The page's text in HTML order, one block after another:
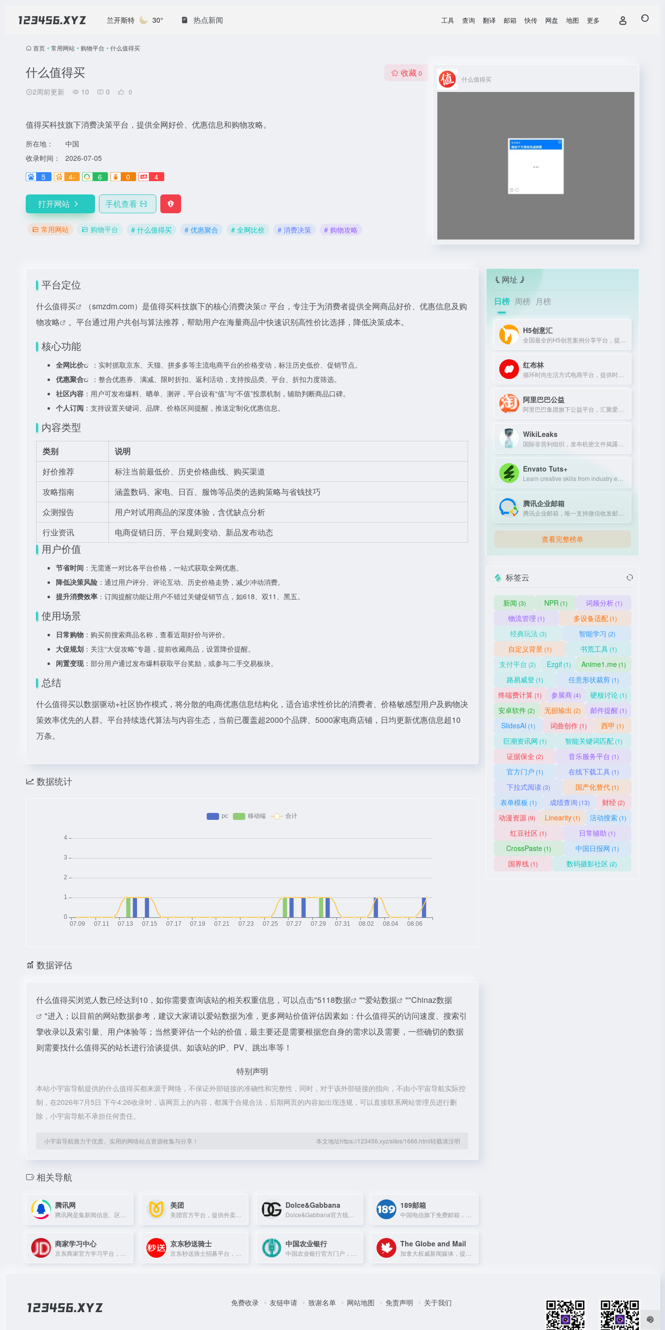
兰开斯特 30° 热点新闻 工具 查询 翻译 邮箱 快传 网盘 地图 更多
首页 • 常用网站 • 购物平台 • 什么值得买
什么值得买
2周前更新 10 0 0
收藏 0
值得买科技旗下消费决策平台，提供全网好价、优惠信息和购物攻略。
所在地：
中国
收录时间：
2026-07-05
5
4- 6 0 4
打开网站 手机查看
常用网站 购物平台 # 什么值得买 # 优惠聚合 # 全网比价 # 消费决策 # 购物攻略
什么值得买
平台定位
什么值得买 （smzdm.com）是值得买科技旗下的核心消费决策 平台，专注于为消费者提供全网商品好价、优惠信息及购
物攻略
。平台通过用户共创与算法推荐，帮助用户在海量商品中快速识别高性价比选择，降低决策成本。
核心功能
全网比价
：实时抓取京东、天猫、拼多多等主流电商平台的价格变动，标注历史低价、促销节点。
优惠聚合
：整合优惠券、满减、限时折扣、返利活动，支持按品类、平台、折扣力度筛选。
社区内容 ：用户可发布爆料、晒单、测评，平台设有“值”与“不值”投票机制，辅助判断商品口碑。
个人订阅 ：支持设置关键词、品牌、价格区间提醒，推送定制化优惠信息。
内容类型
类别
说明
好价推荐
标注当前最低价、历史价格曲线、购买渠道
攻略指南
涵盖数码、家电、日百、服饰等品类的选购策略与省钱技巧
众测报告
用户对试用商品的深度体验，含优缺点分析
行业资讯
电商促销日历、平台规则变动、新品发布动态
用户价值
节省时间 ：无需逐一对比各平台价格，一站式获取全网优惠。
降低决策风险 ：通过用户评分、评论互动、历史价格走势，减少冲动消费。
提升消费效率 ：订阅提醒功能让用户不错过关键促销节点，如618、双11、黑五。
使用场景
日常购物 ：购买前搜索商品名称，查看近期好价与评价。
大促规划 ：关注“大促攻略”专题，提前收藏商品，设置降价提醒。
闲置变现：部分用户通过发布爆料获取平台奖励，或参与二手交易板块。
总结
什么值得买以数据驱动+社区协作模式，将分散的电商优惠信息结构化，适合追求性价比的消费者、价格敏感型用户及购物决
策效率优先的人群。平台持续迭代算法与内容生态，当前已覆盖超2000个品牌、5000家电商店铺，日均更新优惠信息超10
万条。
数据统计
数据评估
什么值得买浏览人数已经达到10，如你需要查询该站的相关权重信息，可以点击"5118数据 ""爱站数据 ""Chinaz数据
"进入；以目前的网站数据参考，建议大家请以爱站数据为准，更多网站价值评估因素如：什么值得买的访问速度、搜索引
擎收录以及索引量、用户体验等；当然要评估一个站的价值，最主要还是需要根据您自身的需求以及需要，一些确切的数据
则需要找什么值得买的站长进行洽谈提供。如该站的IP、PV、跳出率等！
特别声明
本站小宇宙导航提供的什么值得买都来源于网络，不保证外部链接的准确性和完整性，同时，对于该外部链接的指向，不由小宇宙导航实际控
制，在2026年7月5日 下午4:26收录时，该网页上的内容，都属于合规合法，后期网页的内容如出现违规，可以直接联系网站管理员进行删
除，小宇宙导航不承担任何责任。
小宇宙导航致力于优质、实用的网络站点资源收集与分享！ 本文地址https://123456.xyz/sites/1666.html转载请注明
相关导航
腾讯网 美团 Dolce&Gabbana 189邮箱
商家学习中心 京东秒送骑士 中国农业银行 The Globe and Mail
网址
日榜 周榜 月榜
H5创意汇
红布林
阿里巴巴公益
WikiLeaks
Envato Tuts+
腾讯企业邮箱
查看完整榜单
标签云
新闻 (3) NPR (1) 词频分析(1)
物流管理 (1) 多设备适配 (1)
经典玩法(3) 智能学习 (2)
自定义背景 (1) 书荒工具 (1)
支付平台 (2) Ezgif(1) Anime1.me (1)
路易威登 (1) 任意形状裁剪(1)
终端费计算 (1) 参展商 (4) 硬核讨论(1)
安卓软件 (2) 无损输出 (2) 邮件提醒 (1)
SlidesAI (1) 词曲创作(1) 西甲 (1)
巨潮资讯网 (1) 智能关键词匹配(1)
证据保全 (2) 音乐服务平台 (1)
官方门户 (1) 在线下载工具(1)
下拉式阅读(3) 国产化替代(1)
表单模板 (1) 成绩查询 (13) 财经 (2)
动漫资源(9) Linearity(1) 活动搜索 (1)
红豆社区 (1) 日常辅助 (1)
CrossPaste(1) 中国日报网 (1)
国界线 (1) 数码摄影社区 (2)
免费收录 友链申请 致谢名单 网站地图 免责声明 关于我们